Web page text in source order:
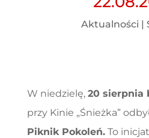
Aktualności |
W niedzielę, 20 sierpnia
przy Kinie „Śnieżka”
Piknik Pokoleń.To